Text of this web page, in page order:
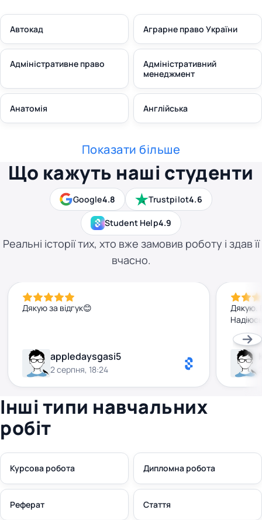
Автокад Аграрне право України
Адміністративне право
Адміністративний
менеджмент
Анатомія Англійська
Показати більше
Google4.8 Trustpilot4.6
Student Help4.9
Що кажуть наші студенти
Реальні історії тих, хто вже замовив роботу і здав її
вчасно.
Дякую за відгук😊
appledaysgasi5
2 серпня, 18:24
Дякую.
Інші типи навчальних
робіт
Курсова робота Дипломна робота
Реферат Стаття